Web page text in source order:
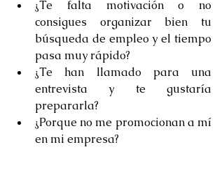
¿Te falta motivación o no
consigues organizar bien tu
búsqueda de empleo y el tiempo
pasa muy rápido?
¿Te han llamado para una
entrevista y te gustaría
prepararla?
¿Porque no me promocionan a mí
en mi empresa?